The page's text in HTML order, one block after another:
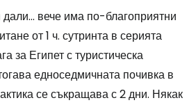
вече има по-благоприятни
от 1 ч. сутринта в серията
за Египет с туристическа
едноседмичната почивка в
се съкращава с 2 дни. Някак